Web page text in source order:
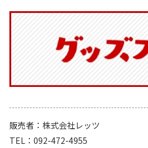
販売者
株式会社レッツ
TEL
092-472-4955